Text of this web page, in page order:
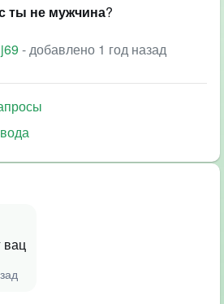
ты не мужчина?
- добавлено 1 год назад
вац